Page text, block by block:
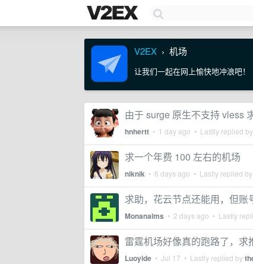
V2EX › 机场
让我们一起在网上愉快地冲浪吧！
由于 surge 原生不支持 vless
hnhertt • 1 day ago • Lastly replied by
求一个年费 100 左右的机场
niknik • 6 days ago • Lastly replied by
求助，花云节点还能用，但
Monanalms • 2 days ago • Lastly
雷霆机场好像真的跑路了，求
Luoyide • Jul 17 • Lastly replied by